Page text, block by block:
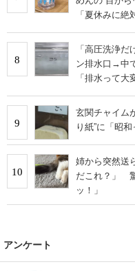
「夏休みに絶
8
「高圧洗浄
ン排水口→中
「排水って大
9
玄関チャイム
り紙”に「昭
10
姉から突然
だこれ？」
ッ！」
アンケート